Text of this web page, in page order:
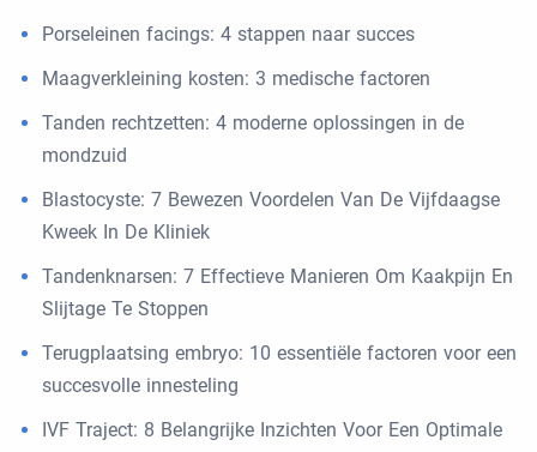
Porseleinen facings: 4 stappen naar succes
Maagverkleining kosten: 3 medische factoren
Tanden rechtzetten: 4 moderne oplossingen in de
mondzuid
Blastocyste: 7 Bewezen Voordelen Van De Vijfdaagse
Kweek In De Kliniek
Tandenknarsen: 7 Effectieve Manieren Om Kaakpijn En
Slijtage Te Stoppen
Terugplaatsing embryo: 10 essentiële factoren voor een
succesvolle innesteling
IVF Traject: 8 Belangrijke Inzichten Voor Een Optimale